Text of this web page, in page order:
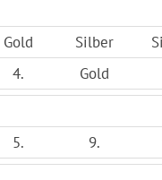
Gold Silber
4. Gold
5. 9.